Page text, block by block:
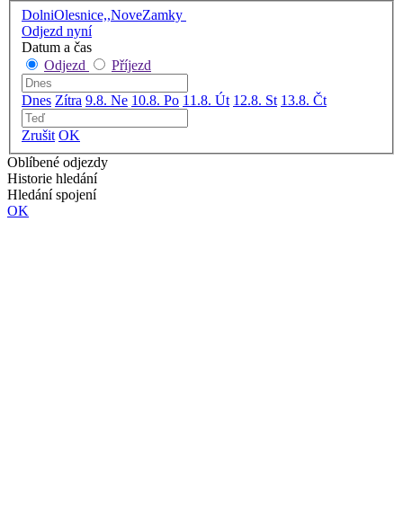
DolniOlesnice,,NoveZamky
Odjezd nyní
Datum a čas
Odjezd
Příjezd
Dnes Zítra 9.8. Ne 10.8. Po 11.8. Út 12.8. St 13.8. Čt
Zrušit OK
Oblíbené odjezdy
Historie hledání
Hledání spojení
OK